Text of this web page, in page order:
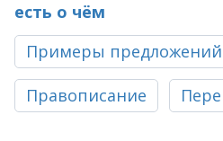
есть о чём
Примеры предложений
Правописание